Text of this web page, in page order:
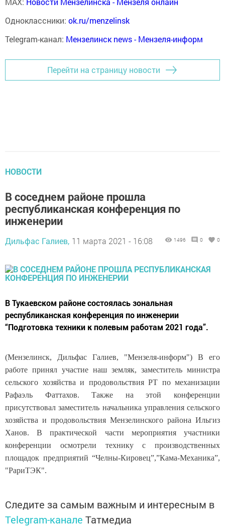
Одноклассники: ok.ru/menzelinsk
Telegram-канал: Мензелинск news - Мензеля-информ
Перейти на страницу новости
НОВОСТИ
В соседнем районе прошла
республиканская конференция по
инженерии
Дильфас Галиев, 11 марта 2021 - 16:08 1496 0 0
В Тукаевском районе состоялась зональная
республиканская конференция по инженерии
“Подготовка техники к полевым работам 2021 года”.
(Мензелинск, Дильфас Галиев, "Мензеля-информ") В его
работе принял участие наш земляк, заместитель министра
сельского хозяйства и продовольствия РТ по механизации
Рафаэль Фаттахов. Также на этой конференции
присутствовал заместитель начальника управления сельского
хозяйства и продовольствия Мензелинского района Ильгиз
Ханов. В практической части мероприятия участники
конференции осмотрели технику с производственных
площадок предприятий “Челны-Кировец”,”Кама-Механика”,
"РариТЭК".
Следите за самым важным и интересным в
Telegram-канале Татмедиа